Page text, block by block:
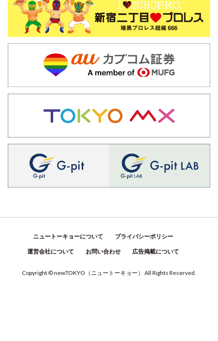
ニュートーキョーについて プライバシーポリシー
運営会社について お問い合わせ 広告掲載について
Copyright © newTOKYO （ ニュートーキョー ） All Rights Reserved.